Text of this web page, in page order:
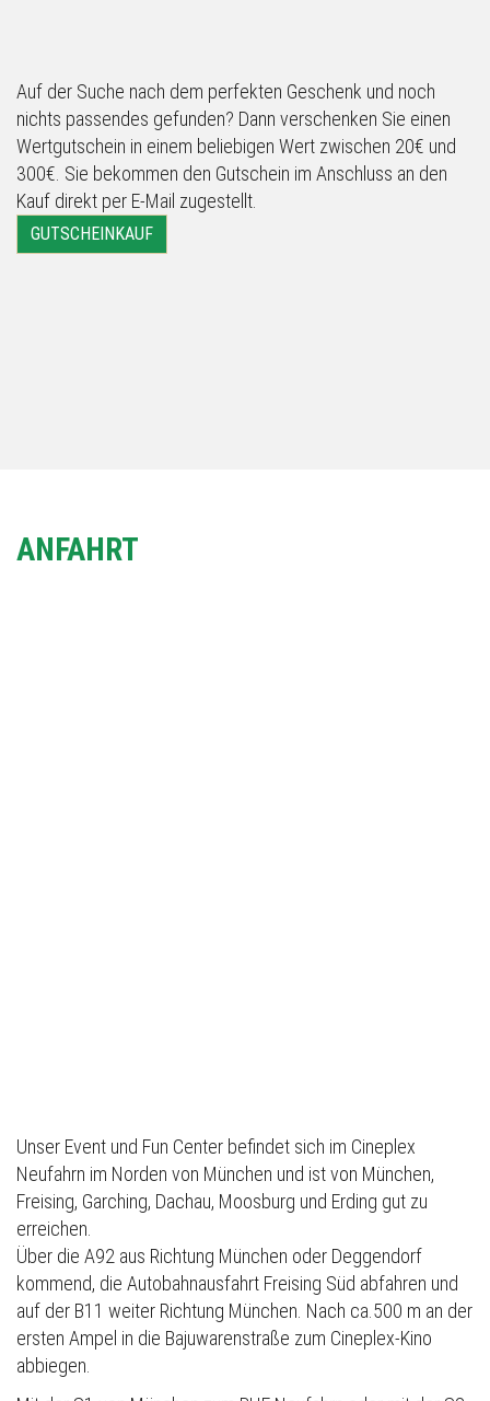
Auf der Suche nach dem perfekten Geschenk und noch
nichts passendes gefunden? Dann verschenken Sie einen
Wertgutschein in einem beliebigen Wert zwischen 20€ und
300€. Sie bekommen den Gutschein im Anschluss an den
Kauf direkt per E-Mail zugestellt.
GUTSCHEINKAUF
ANFAHRT
Unser Event und Fun Center befindet sich im Cineplex
Neufahrn im Norden von München und ist von München,
Freising, Garching, Dachau, Moosburg und Erding gut zu
erreichen.
Über die A92 aus Richtung München oder Deggendorf
kommend, die Autobahnausfahrt Freising Süd abfahren und
auf der B11 weiter Richtung München. Nach ca.500 m an der
ersten Ampel in die Bajuwarenstraße zum Cineplex-Kino
abbiegen.